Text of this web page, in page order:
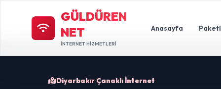
GÜLDÜREN
NET
İNTERNET HİZMETLERİ
Anasayfa
Diyarbakır Çanaklı İnternet